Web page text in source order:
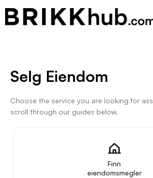
Selg Eiendom
Choose the service you are looking for
scroll through our guides below.
Finn
eiendomsmegler